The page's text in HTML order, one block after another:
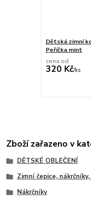
Dětská zimní
Peříčka mint
cena od
320 Kč/ks
Zboží zařazeno v
DĚTSKÉ OBLEČENÍ
Zimní čepice,
Nákrčníky